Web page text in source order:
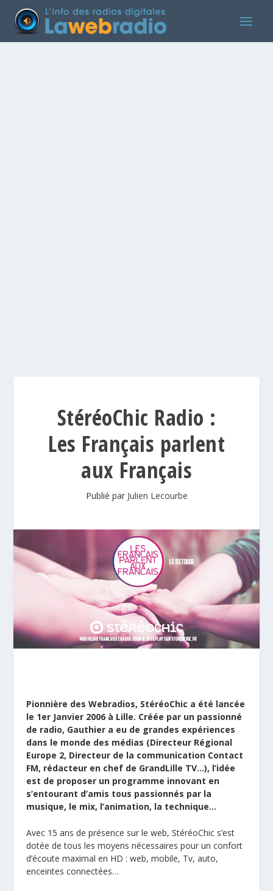
StéréoChic Radio :
Les Français parlent
aux Français
Publié par Julien Lecourbe
Pionnière des Webradios, StéréoChic a été lancée
le 1er Janvier 2006 à Lille. Créée par un passionné
de radio, Gauthier a eu de grandes expériences
dans le monde des médias (Directeur Régional
Europe 2, Directeur de la communication Contact
FM, rédacteur en chef de GrandLille TV…), l’idée
est de proposer un programme innovant en
s’entourant d’amis tous passionnés par la
musique, le mix, l’animation, la technique…
Avec 15 ans de présence sur le web, StéréoChic s’est
dotée de tous les moyens nécessaires pour un confort
d’écoute maximal en HD : web, mobile, Tv, auto,
enceintes connectées…